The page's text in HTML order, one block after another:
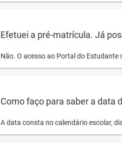
Efetuei a pré-matrícula. Já
Não. O acesso ao Portal do
Como faço para saber a data
A data consta no calendário escolar,